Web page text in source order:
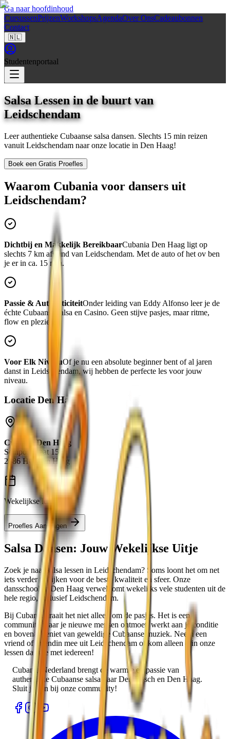
Ga naar hoofdinhoud
CursussenPrijzenWorkshopsAgendaOver OnsCadeaubonnen
Contact
🇳🇱
Studentenportaal
Salsa Lessen in de buurt van
Leidschendam
Leer authentieke Cubaanse salsa dansen. Slechts 15 min reizen
vanuit Leidschendam naar onze locatie in Den Haag!
Boek een Gratis Proefles
Waarom Cubania voor dansers uit
Leidschendam?
Dichtbij en Makkelijk BereikbaarCubania Den Haag ligt op
slechts 7 km afstand van Leidschendam. Met de auto of het ov ben
je er in ca. 15 min.
Passie & AuthenticiteitOnder leiding van Eddy Alfonso leer je de
échte Cubaanse salsa en Casino. Geen stijve pasjes, maar ritme,
flow en plezier.
Voor Elk NiveauOf je nu een absolute beginner bent of al jaren
danst in Leidschendam, wij hebben de perfecte les voor jouw
niveau.
Locatie Den Haag
CubaniaDen Haag
Seinpoststraat 150
2586 HC Den Haag
Wekelijkse lessen
Proefles Aanvragen
Salsa Dansen: Jouw Wekelijkse Uitje
Zoek je naar salsa lessen in Leidschendam? Soms loont het om net
iets verder te kijken voor de beste kwaliteit en sfeer. Onze
dansschool in Den Haag verwelkomt wekelijks vele studenten uit de
hele regio, inclusiefLeidschendam.
Bij Cubania draait het niet alleen om de pasjes. Het is een
community waar je nieuwe mensen ontmoet, werkt aan je conditie
en bovenal geniet van geweldige Cubaanse muziek. Neem een
vriend of vriendin mee uit Leidschendam of kom alleen – in onze
lessen dans je met iedereen!
Cubania Nederland brengt de warmte en passie van
authentieke Cubaanse salsa naar Den Bosch en Den Haag.
Sluit je aan bij onze community!